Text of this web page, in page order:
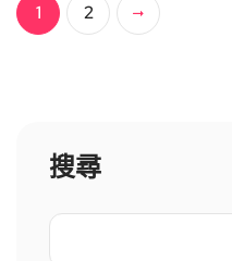
1 2
搜尋